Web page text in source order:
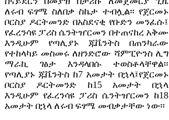
ለሩብ ፍፃሜ ስለበቃ ስኬታ ተብሏል፡፡ የጀርመኑ
ቦርስያ ዶርትመንድ በአስደናቂ የቡድን መንፈሱ፤
የፈረንሳዩ ፓሪስ ሴንትዠርመን በተጠናከረ አቅሙ
እንዲሁም የጣሊያኑ ጁቬንትስ በጠንካራው
የተከላካይ መስመሩ ለዘንድሮው ሻምፒዮንስ ሊግ
ማራኪ ገፅታ እንዳላበሱ ተወስቶላቸዋል፡፡
የጣሊያኑ ጁቬንትስ ከ7 አመታት በኋላ፤የጀርመኑ
ቦርስያ ዶርትመንድ ከ15 አመታት በኋላ
እንዲሁም የፈረንሳዩ ፓሪስ ሴንትዠርመን ከ18
አመታት በኋላ ለሩብ ፍፃሜ መብቃታቸው ነው፡፡